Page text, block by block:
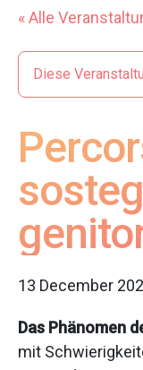
« Alle
Diese
13 December
Das Phänomen
mit